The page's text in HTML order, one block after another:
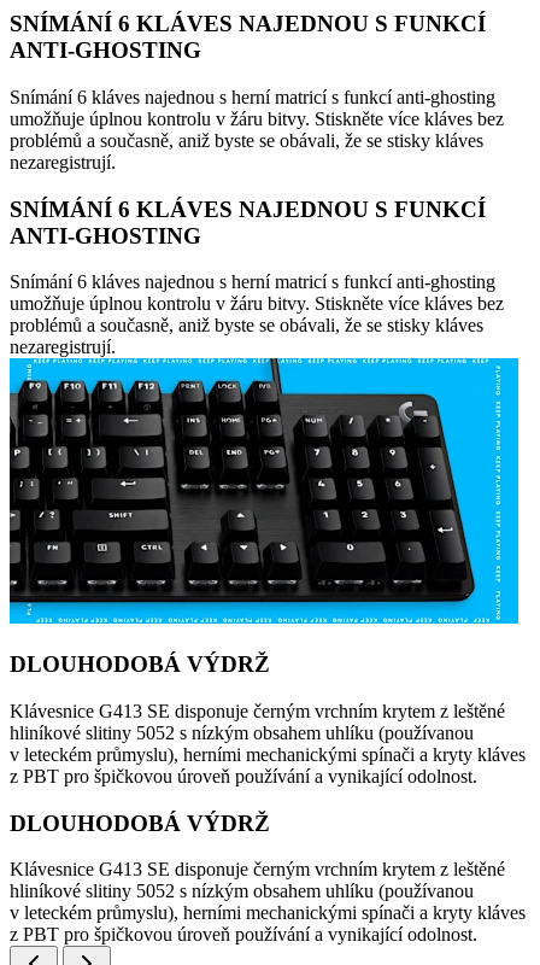
SNÍMÁNÍ 6 KLÁVES NAJEDNOU S FUNKCÍ
ANTI-GHOSTING
Snímání 6 kláves najednou s herní matricí s funkcí anti-ghosting
umožňuje úplnou kontrolu v žáru bitvy. Stiskněte více kláves bez
problémů a současně, aniž byste se obávali, že se stisky kláves
nezaregistrují.
SNÍMÁNÍ 6 KLÁVES NAJEDNOU S FUNKCÍ
ANTI-GHOSTING
Snímání 6 kláves najednou s herní matricí s funkcí anti-ghosting
umožňuje úplnou kontrolu v žáru bitvy. Stiskněte více kláves bez
problémů a současně, aniž byste se obávali, že se stisky kláves
nezaregistrují.
DLOUHODOBÁ VÝDRŽ
Klávesnice G413 SE disponuje černým vrchním krytem z leštěné
hliníkové slitiny 5052 s nízkým obsahem uhlíku (používanou
v leteckém průmyslu), herními mechanickými spínači a kryty kláves
z PBT pro špičkovou úroveň používání a vynikající odolnost.
DLOUHODOBÁ VÝDRŽ
Klávesnice G413 SE disponuje černým vrchním krytem z leštěné
hliníkové slitiny 5052 s nízkým obsahem uhlíku (používanou
v leteckém průmyslu), herními mechanickými spínači a kryty kláves
z PBT pro špičkovou úroveň používání a vynikající odolnost.